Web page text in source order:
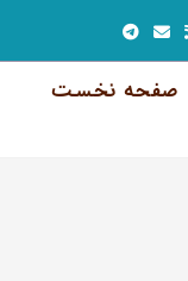
صفحه نخست